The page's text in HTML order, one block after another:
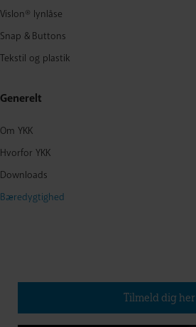
Vislon® lynlåse
Snap & Buttons
Tekstil og plastik
Generelt
Om YKK
Hvorfor YKK
Downloads
Bæredygtighed
Tilmeld dig her